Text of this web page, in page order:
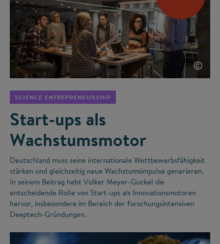
©
SCIENCE ENTREPRENEURSHIP
Start-ups als
Wachstumsmotor
Deutschland muss seine internationale Wettbewerbsfähigkeit
stärken und gleichzeitig neue Wachstumsimpulse generieren.
In seinem Beitrag hebt Volker Meyer-Guckel die
entscheidende Rolle von Start-ups als Innovationsmotoren
hervor, insbesondere im Bereich der forschungsintensiven
Deeptech-Gründungen.